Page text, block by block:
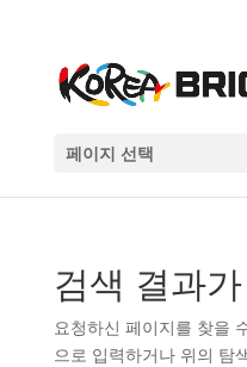
페이지 선택
검색 결과
요청하신 페이지를 찾을
으로 입력하거나 위의 탐